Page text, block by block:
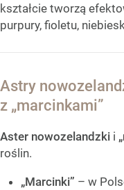
kształcie tworzą
purpury, fioletu,
Astry
z „marcinkami”
Aster nowozelandzki i
roślin.
„Marcinki” – w